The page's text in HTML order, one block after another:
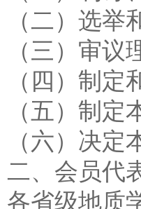
（二）选
（三）审
（四）制
（五）制
（六）决
二、会员代
各省级地质